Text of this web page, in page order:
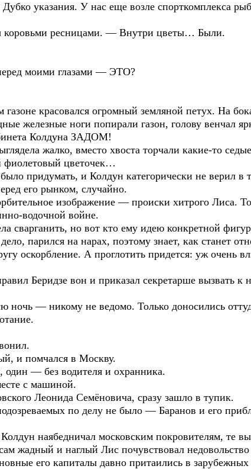
указания. У нас еще возле спорткомплекса
ресницами. — Внутри цветы… Были.
моими глазами — ЭТО?
красовался огромный земляной петух. На
железные ноги попирали газон, голову венчал
Колдуна ЗАДОМ!
жалко, вместо хвоста торчали какие-то
фиолетовый цветочек…
придумать, и Колдун категорически не верил в
его рынком, случайно.
изображение — происки хитрого Лиса.
водочной войне.
но вот кто ему идею конкретной
парился на нарах, поэтому знает, как станет
оскорбление. А проглотить придется: уж очень
Беридзе вон и приказал секретарше вызвать к
ночь — никому не ведомо. Только доносились
и помчался в Москву.
— без водителя и охранника.
с машиной.
Леонида Семёновича, сразу зашло в тупик.
по делу не было — Баранов и его
наябедничал московским покровителям, те
жадный и наглый Лис почувствовал
его капиталы давно притаились в зарубежных